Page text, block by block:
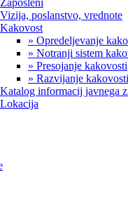
Vizija, poslanstvo, vrednote
Kakovost
» Opredeljevanje
» Notranji sistem
» Presojanje kakovosti
» Razvijanje kakovosti
Katalog informacij javnega
Lokacija